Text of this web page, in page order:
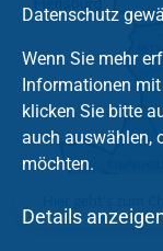
Datenschutz
Wenn Sie mehr
Informationen
klicken Sie bitte
auch auswählen,
möchten.
Details
Hier geht's zum